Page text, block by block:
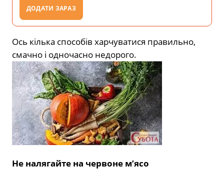
ДОДАТИ ЗАРАЗ
Ось кілька способів харчуватися правильно,
смачно і одночасно недорого.
Не налягайте на червоне м’ясо